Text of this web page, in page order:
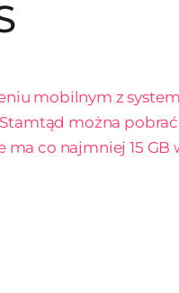
mobilnym z
można
co najmniej 15